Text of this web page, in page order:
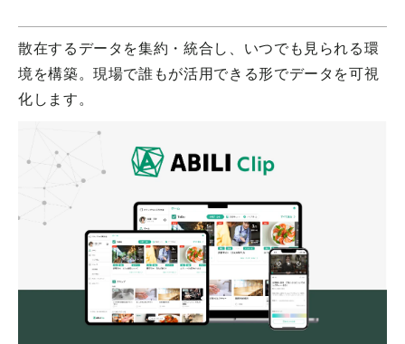
散在するデータを集約・統合し、いつでも見られる環
境を構築。現場で誰もが活用できる形でデータを可視
化します。